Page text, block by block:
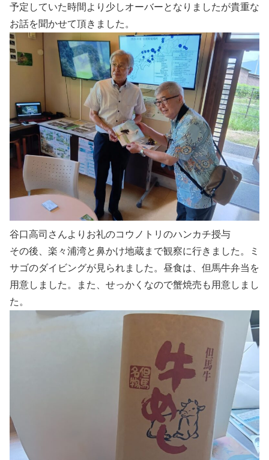
予定していた時間より少しオーバーとなりましたが貴重な
お話を聞かせて頂きました。
谷口高司さんよりお礼のコウノトリのハンカチ授与
その後、楽々浦湾と鼻かけ地蔵まで観察に行きました。ミ
サゴのダイビングが見られました。昼食は、但馬牛弁当を
用意しました。また、せっかくなので蟹焼売も用意しまし
た。